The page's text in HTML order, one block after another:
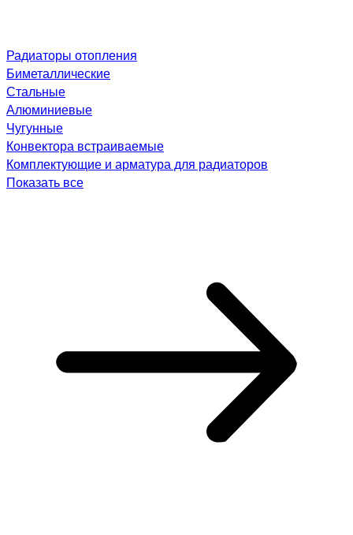
Радиаторы отопления
Биметаллические
Стальные
Алюминиевые
Чугунные
Конвектора встраиваемые
Комплектующие и арматура для радиаторов
Показать все